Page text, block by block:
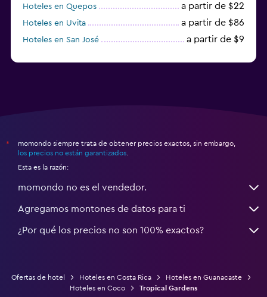
Hoteles en Quepos a partir de $22
Hoteles en Uvita a partir de $86
Hoteles en San José a partir de $9
*
momondo siempre trata de obtener precios exactos, sin embargo,
los precios no están garantizados
Esta es la razón:
momondo no es el vendedor.
Agregamos montones de datos para ti
¿Por qué los precios no son 100% exactos?
Ofertas de hotel Hoteles en Costa Rica
Hoteles en Guanacaste
Hoteles en Coco
Tropical Gardens